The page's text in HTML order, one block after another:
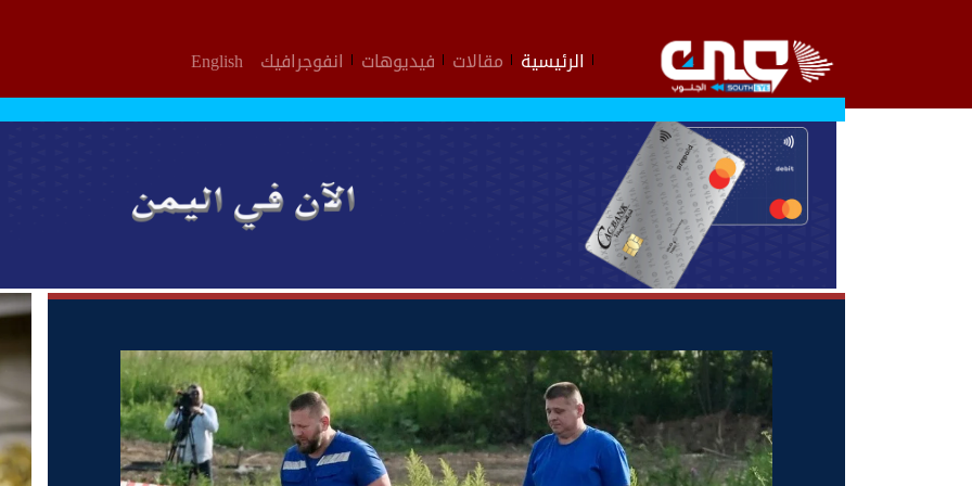
الرئيسية مقالات فيديوهات انفوجرافيك English